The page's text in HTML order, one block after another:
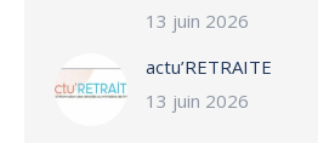
13 juin 2026
actu’RETRAITE
13 juin 2026